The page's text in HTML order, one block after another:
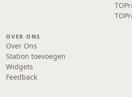
OVER ONS
Over Ons
Station toevoegen
Widgets
Feedback